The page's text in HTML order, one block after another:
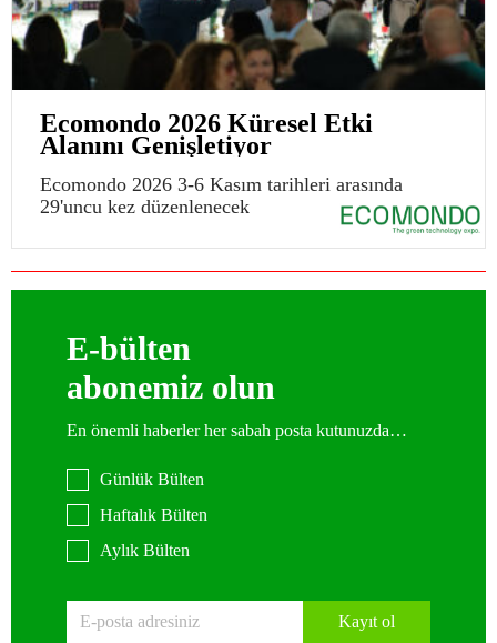
Ecomondo 2026 Küresel Etki
Alanını Genişletiyor
Ecomondo 2026 3-6 Kasım tarihleri arasında
29'uncu kez düzenlenecek
E-bülten
abonemiz olun
En önemli haberler her sabah posta kutunuzda…
Günlük Bülten
Haftalık Bülten
Aylık Bülten
Kayıt ol